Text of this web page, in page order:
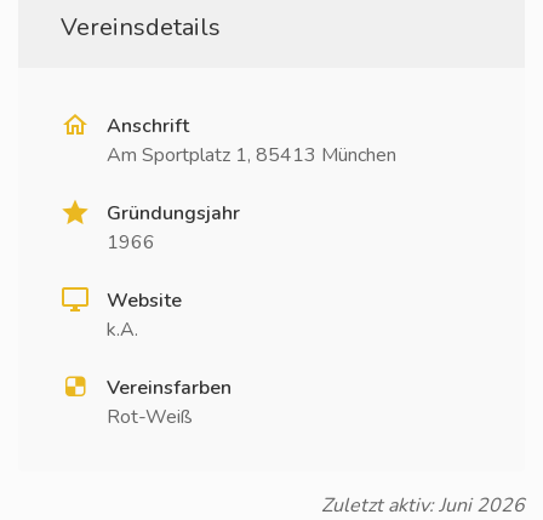
Vereinsdetails
Anschrift
Am Sportplatz 1, 85413 München
Gründungsjahr
1966
Website
k.A.
Vereinsfarben
Rot-Weiß
Zuletzt aktiv: Juni 2026